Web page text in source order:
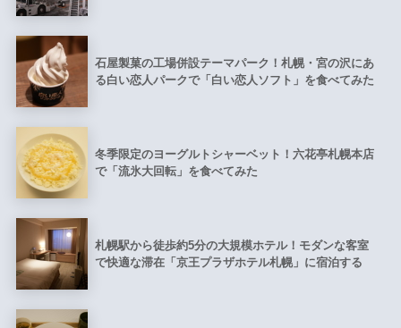
石屋製菓の工場併設テーマパーク！札幌・宮の沢にあ
る白い恋人パークで「白い恋人ソフト」を食べてみた
冬季限定のヨーグルトシャーベット！六花亭札幌本店
で「流氷大回転」を食べてみた
札幌駅から徒歩約5分の大規模ホテル！モダンな客室
で快適な滞在「京王プラザホテル札幌」に宿泊する